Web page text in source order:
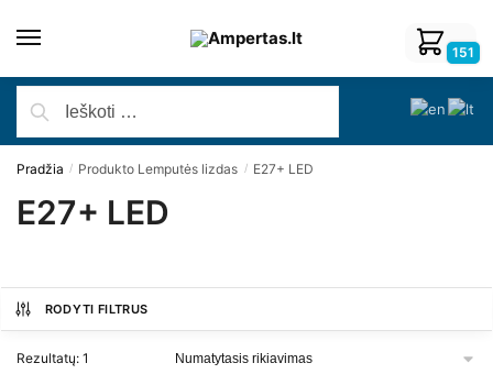
151
Pradžia / Produkto Lemputės lizdas / E27+ LED
E27+ LED
RODYTI FILTRUS
Rezultatų: 1